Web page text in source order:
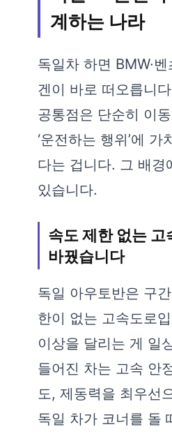
계하는 나라
독일차 하면 BMW·벤
겐이 바로 떠오릅니
공통점은 단순히 이
‘운전하는 행위’에
다는 겁니다. 그 배경
있습니다.
속도 제한 없는 고
바꿨습니다
독일 아우토반은 구
한이 없는 고속도로
이상을 달리는 게 일
들어진 차는 고속 안
도, 제동력을 최우선
독일 차가 코너를 돌